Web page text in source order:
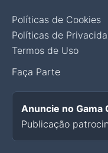
Políticas de Cookies
Políticas de
Termos de Uso
Faça Parte
Anuncie no Gama
Publicação